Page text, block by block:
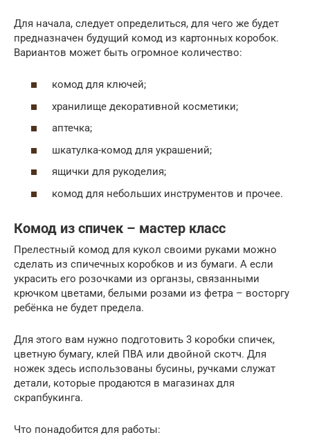
Для начала, следует определиться, для чего же будет
предназначен будущий комод из картонных коробок.
Вариантов может быть огромное количество:
комод для ключей;
хранилище декоративной косметики;
аптечка;
шкатулка-комод для украшений;
ящички для рукоделия;
комод для небольших инструментов и прочее.
Комод из спичек – мастер класс
Прелестный комод для кукол своими руками можно
сделать из спичечных коробков и из бумаги. А если
украсить его розочками из органзы, связанными
крючком цветами, белыми розами из фетра – восторгу
ребёнка не будет предела.
Для этого вам нужно подготовить 3 коробки спичек,
цветную бумагу, клей ПВА или двойной скотч. Для
ножек здесь использованы бусины, ручками служат
детали, которые продаются в магазинах для
скрапбукинга.
Что понадобится для работы: